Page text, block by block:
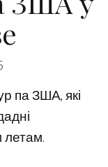
па ЗША, які